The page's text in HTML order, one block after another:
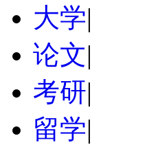
大学|
论文|
考研|
留学|